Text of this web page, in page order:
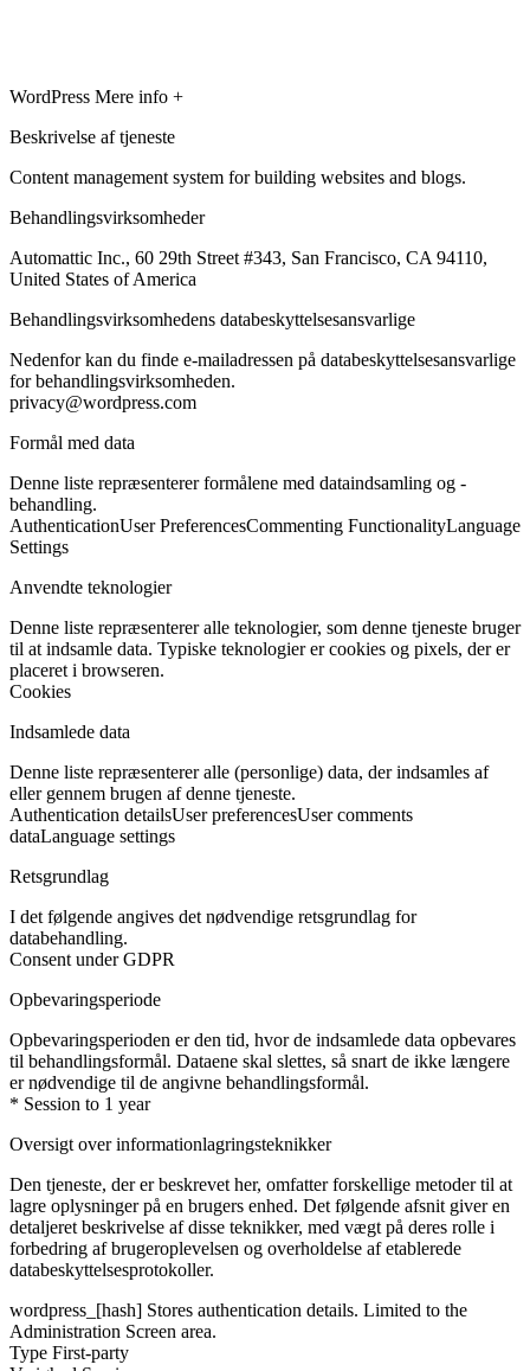
WordPress Mere info +
Beskrivelse af tjeneste
Content management system for building websites and blogs.
Behandlingsvirksomheder
Automattic Inc., 60 29th Street #343, San Francisco, CA 94110,
United States of America
Behandlingsvirksomhedens databeskyttelsesansvarlige
Nedenfor kan du finde e-mailadressen på databeskyttelsesansvarlige
for behandlingsvirksomheden.
privacy@wordpress.com
Formål med data
Denne liste repræsenterer formålene med dataindsamling og -
behandling.
AuthenticationUser PreferencesCommenting FunctionalityLanguage
Settings
Anvendte teknologier
Denne liste repræsenterer alle teknologier, som denne tjeneste bruger
til at indsamle data. Typiske teknologier er cookies og pixels, der er
placeret i browseren.
Cookies
Indsamlede data
Denne liste repræsenterer alle (personlige) data, der indsamles af
eller gennem brugen af denne tjeneste.
Authentication detailsUser preferencesUser comments
dataLanguage settings
Retsgrundlag
I det følgende angives det nødvendige retsgrundlag for
databehandling.
Consent under GDPR
Opbevaringsperiode
Opbevaringsperioden er den tid, hvor de indsamlede data opbevares
til behandlingsformål. Dataene skal slettes, så snart de ikke længere
er nødvendige til de angivne behandlingsformål.
* Session to 1 year
Oversigt over informationlagringsteknikker
Den tjeneste, der er beskrevet her, omfatter forskellige metoder til at
lagre oplysninger på en brugers enhed. Det følgende afsnit giver en
detaljeret beskrivelse af disse teknikker, med vægt på deres rolle i
forbedring af brugeroplevelsen og overholdelse af etablerede
databeskyttelsesprotokoller.
wordpress_[hash] Stores authentication details. Limited to the
Administration Screen area.
Type First-party